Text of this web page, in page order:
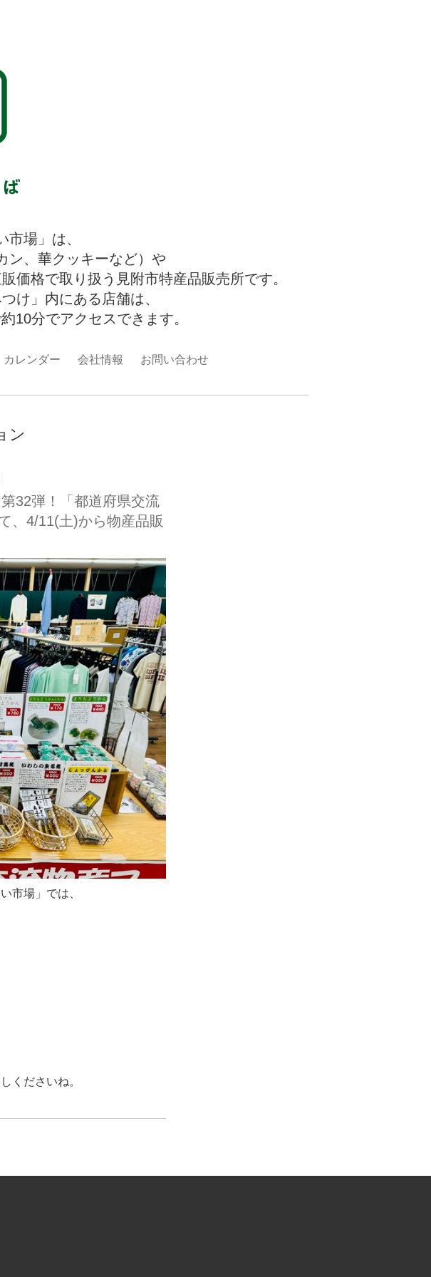
場」は、
ン、華クッキーなど）や
価格で取り扱う見附市特産品販売所です。
け」内にある店舗は、
10分でアクセスできます。
カレンダー 会社情報 お問い合わせ
ン
32弾！「都道府県交流
、4/11(土)から物産品販
市場」では、
くださいね。